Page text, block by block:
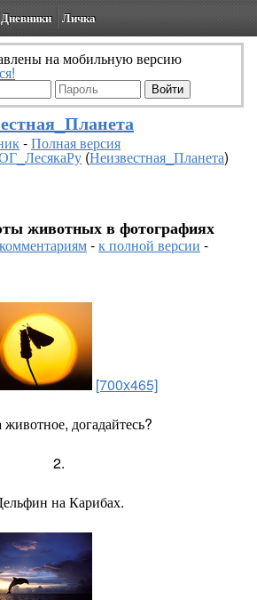
Дневники Личка
на мобильную версию
-Полная версия
(Неизвестная_Планета)
животных в фотографиях
-к полной версии -
[700x465]
животное, догадайтесь?
2.
на Карибах.